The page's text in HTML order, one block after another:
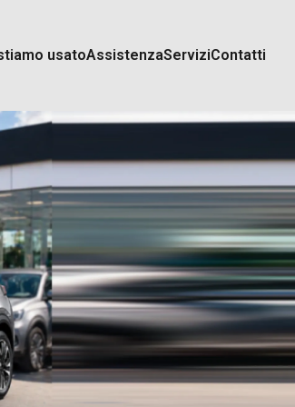
usatoAssistenzaServiziContatti